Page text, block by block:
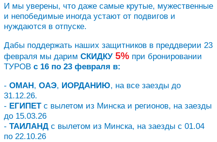
И мы уверены, что даже самые крутые, мужественные
и непобедимые иногда устают от подвигов и
нуждаются в отпуске.
Дабы поддержать наших защитников в преддверии 23
февраля мы дарим СКИДКУ 5% при бронировании
ТУРОВ с 16 по 23 февраля в:
- ОМАН, ОАЭ, ИОРДАНИЮ, на все заезды до
31.12.26.
- ЕГИПЕТ с вылетом из Минска и регионов, на заезды
до 15.03.26
- ТАИЛАНД с вылетом из Минска, на заезды с 01.04
по 22.10.26